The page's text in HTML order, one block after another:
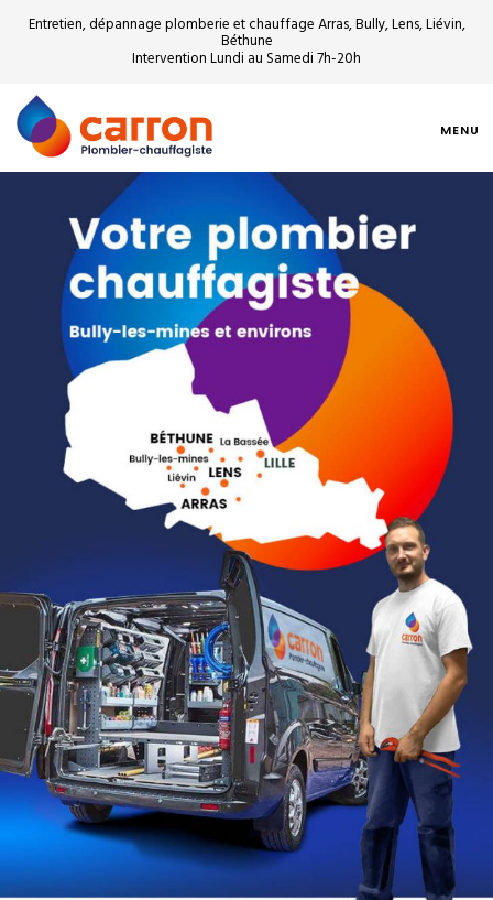
Entretien, dépannage plomberie et chauffage Arras, Bully, Lens, Liévin,
Béthune
Intervention Lundi au Samedi 7h-20h
MENU